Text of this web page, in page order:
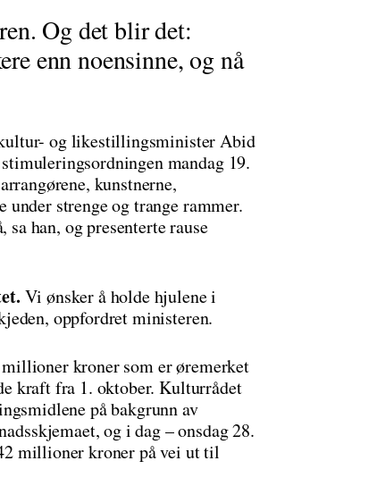
Og det blir det:
enn noensinne, og nå
og likestillingsminister Abid
mandag 19.
kunstnerne,
strenge og trange rammer.
han, og presenterte rause
Vi ønsker å holde hjulene i
oppfordret ministeren.
kroner som er øremerket
kraft fra 1. oktober. Kulturrådet
på bakgrunn av
og i dag – onsdag 28.
millioner kroner på vei ut til